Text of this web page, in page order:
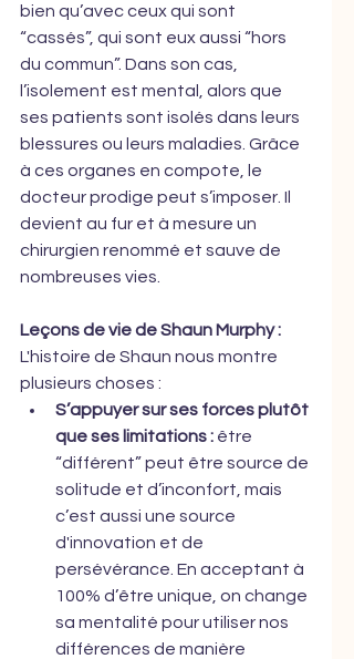
bien qu’avec ceux qui sont
“cassés”, qui sont eux aussi “hors
du commun”. Dans son cas,
l’isolement est mental, alors que
ses patients sont isolés dans leurs
blessures ou leurs maladies. Grâce
à ces organes en compote, le
docteur prodige peut s’imposer. Il
devient au fur et à mesure un
chirurgien renommé et sauve de
nombreuses vies.
Leçons de vie de Shaun Murphy :
L'histoire de Shaun nous montre
plusieurs choses :
S’appuyer sur ses forces plutôt
que ses limitations : être
“différent” peut être source de
solitude et d’inconfort, mais
c’est aussi une source
d'innovation et de
persévérance. En acceptant à
100% d’être unique, on change
sa mentalité pour utiliser nos
différences de manière